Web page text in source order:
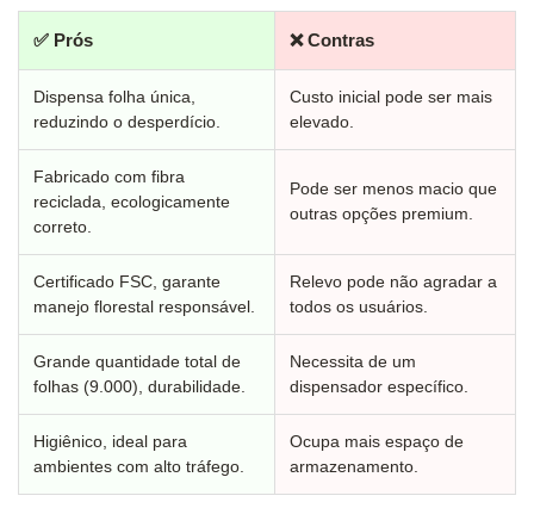
✅ Prós ❌ Contras
Dispensa folha única,
reduzindo o desperdício.
Custo inicial pode ser mais
elevado.
Fabricado com fibra
reciclada, ecologicamente
correto.
Pode ser menos macio que
outras opções premium.
Certificado FSC, garante
manejo florestal responsável.
Relevo pode não agradar a
todos os usuários.
Grande quantidade total de
folhas (9.000), durabilidade.
Necessita de um
dispensador específico.
Higiênico, ideal para
ambientes com alto tráfego.
Ocupa mais espaço de
armazenamento.